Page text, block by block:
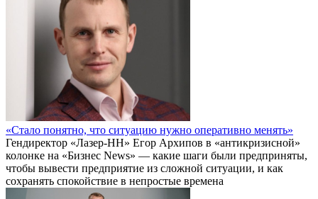
«Стало понятно, что ситуацию нужно оперативно менять»
Гендиректор «Лазер-НН» Егор Архипов в «антикризисной»
колонке на «Бизнес News» — какие шаги были предприняты,
чтобы вывести предприятие из сложной ситуации, и как
сохранять спокойствие в непростые времена